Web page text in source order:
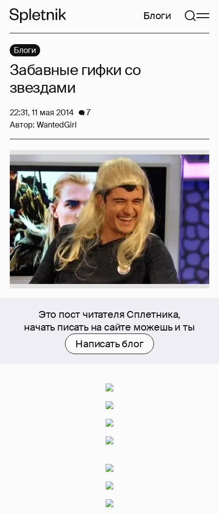
Блоги
Это пост читателя Сплетника,
начать писать на сайте можешь и ты
Написать блог
Блоги
Забавные гифки со
звездами
22:31, 11 мая 2014
7
Автор: WantedGirl